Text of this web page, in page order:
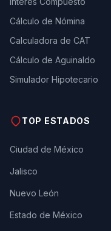
Cálculo de Nómina
Calculadora de CAT
Cálculo de Aguinaldo
Simulador Hipotecario
TOP ESTADOS
Ciudad de México
Jalisco
Nuevo León
Estado de México